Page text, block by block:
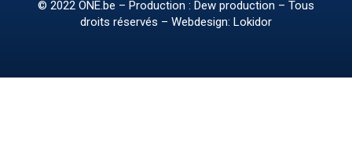
© 2022 ONE.be – Production : Dew production – Tous
droits réservés – Webdesign: Lokidor